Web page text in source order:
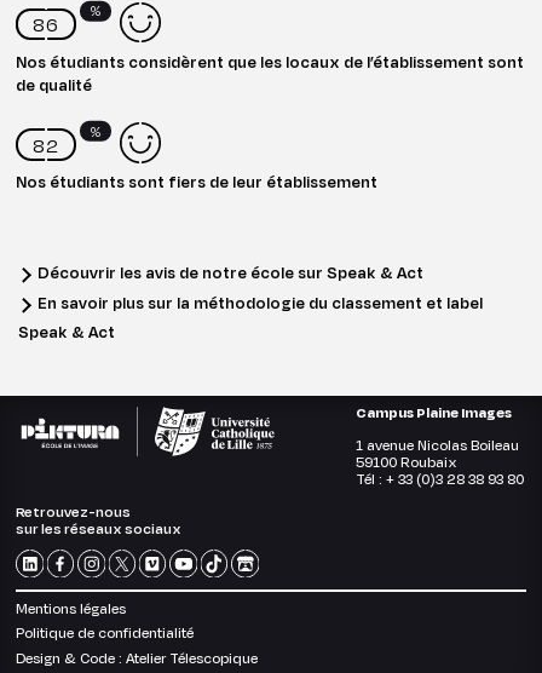
86 %
Nos étudiants considèrent que les locaux de l’établissement sont
de qualité
82 %
Nos étudiants sont fiers de leur établissement
Découvrir les avis de notre école sur Speak & Act
En savoir plus sur la méthodologie du classement et label
Speak & Act
Campus Plaine Images
1 avenue Nicolas Boileau
59100 Roubaix
Tél : + 33 (0)3 28 38 93 80
Retrouvez-nous
sur les réseaux sociaux
Mentions légales
Politique de confidentialité
Design & Code :Atelier Télescopique